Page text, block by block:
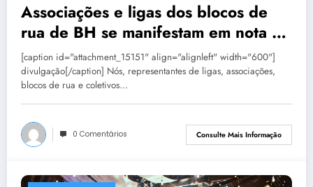
Associações e ligas dos blocos de
rua de BH se manifestam em nota de
repúdio
[caption id="attachment_15151" align="alignleft" width="600"]
divulgação[/caption] Nós, representantes de ligas, associações,
blocos de rua e coletivos…
0 Comentários Consulte Mais Informação